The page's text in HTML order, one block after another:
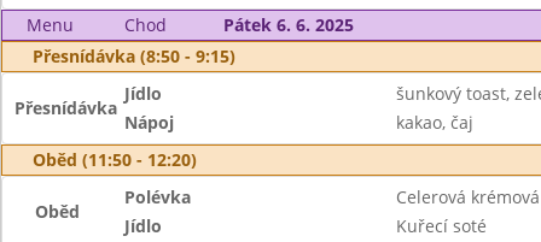
Menu
Chod
Pátek 6. 6. 2025
Přesnídávka (8:50 - 9:15)
Přesnídávka
Jídlo
šunkový toast,
Nápoj
kakao, čaj
Oběd (11:50 - 12:20)
Oběd
Polévka
Celerová krémová
Jídlo
Kuřecí soté